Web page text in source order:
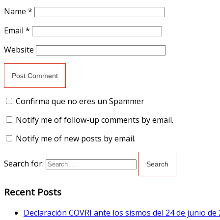
Name *
Email *
Website
Confirma que no eres un Spammer
Notify me of follow-up comments by email.
Notify me of new posts by email.
Search for:
Recent Posts
Declaración COVRI ante los sismos del 24 de junio de